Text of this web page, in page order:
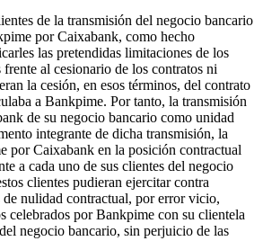
de la transmisión del negocio bancario
por Caixabank, como hecho
las pretendidas limitaciones de los
frente al cesionario de los contratos ni
la cesión, en esos términos, del contrato
a Bankpime. Por tanto, la transmisión
de su negocio bancario como unidad
integrante de dicha transmisión, la
por Caixabank en la posición contractual
a cada uno de sus clientes del negocio
clientes pudieran ejercitar contra
de nulidad contractual, por error vicio,
celebrados por Bankpime con su clientela
negocio bancario, sin perjuicio de las